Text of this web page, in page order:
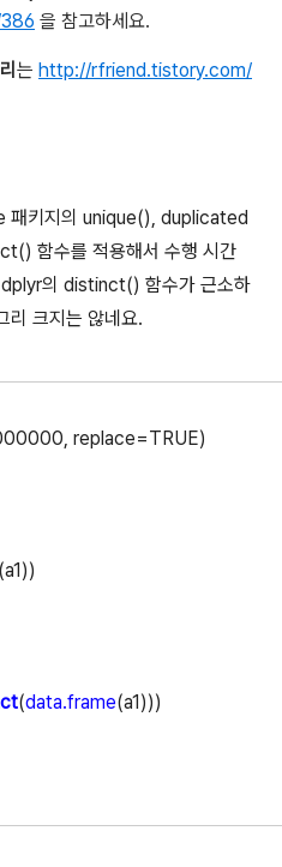
을 참고하세요.
는 http://rfriend.tistory.com/
패키지의 unique(), duplicated
함수를 적용해서 수행 시간
의 distinct() 함수가 근소하
리 크지는 않네요.
replace=TRUE)
(a1))
(data.frame(a1)))